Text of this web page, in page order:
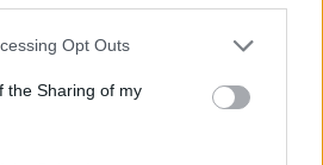
Opt Outs
the Sharing of my
opoziční smlouvu